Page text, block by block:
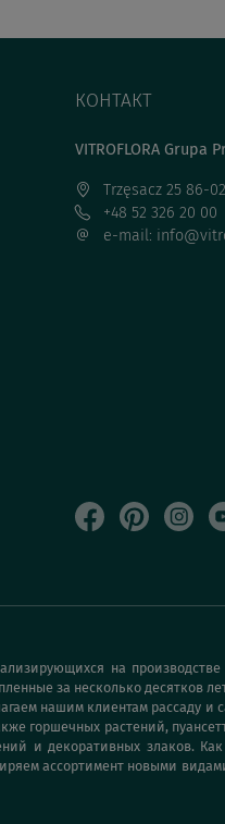
КОНТАКТ
VITROFLORA Grupa
Trzęsacz 25 86-
+48 52 326 20 00
e-mail:
на
за несколько десятков
нашим клиентам рассаду
горшечных растений,
и декоративных злаков.
ассортимент новыми